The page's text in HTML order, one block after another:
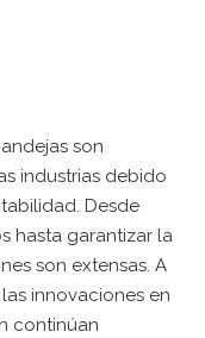
son
industrias debido
Desde
hasta garantizar la
son extensas. A
innovaciones en
continúan